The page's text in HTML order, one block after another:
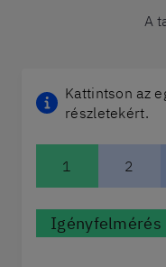
A
Igényfelmérés
Kattintson az
részletekért.
1 2